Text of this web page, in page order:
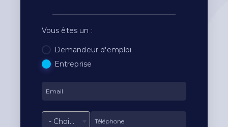
Vous êtes un :
Demandeur d'emploi
Entreprise
- Choisir une option -